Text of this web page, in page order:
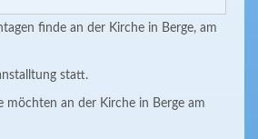
finde an der Kirche in Berge, am
statt.
möchten an der Kirche in Berge am